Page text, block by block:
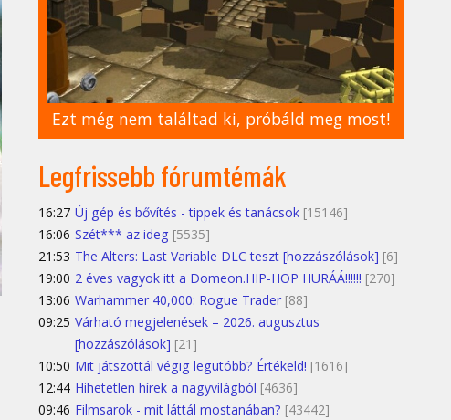
Ezt még nem találtad ki, próbáld meg most!
Legfrissebb fórumtémák
16:27 Új gép és bővítés - tippek és tanácsok [15146]
16:06 Szét*** az ideg [5535]
21:53 The Alters: Last Variable DLC teszt [hozzászólások] [6]
19:00 2 éves vagyok itt a Domeon.HIP-HOP HURÁÁ!!!!!! [270]
13:06 Warhammer 40,000: Rogue Trader [88]
09:25 Várható megjelenések – 2026. augusztus
[hozzászólások] [21]
10:50 Mit játszottál végig legutóbb? Értékeld! [1616]
12:44 Hihetetlen hírek a nagyvilágból [4636]
09:46 Filmsarok - mit láttál mostanában? [43442]